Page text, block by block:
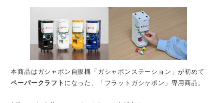
本商品はガシャポン自販機「ガシャポンステーション」が初めて
ペーパークラフト になった、「フラットガシャポン」専用商品。